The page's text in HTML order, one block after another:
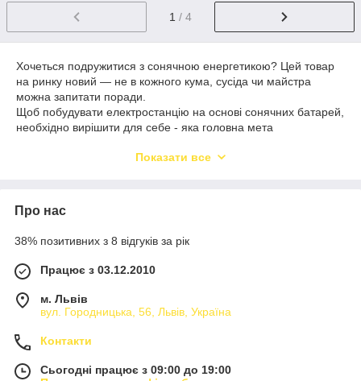
1 / 4
Хочеться подружитися з сонячною енергетикою? Цей товар
на ринку новий ― не в кожного кума, сусіда чи майстра
можна запитати поради.
Щоб побудувати електростанцію на основі сонячних батарей,
необхідно вирішити для себе - яка головна мета
електростанції застосовуються ті чи інші комплектуючі.
Гібридна.
Автономна сонячна електростанція - зазвичай застосовується
на об'єктах з відсутнім електропостачанням: Дача, будова,
об'єкти фермерського господарства, то що.
Мережеві сонячні електростанції - найбільш розповсюдженні
у системах по "Зеленому тарифі", або для зменшення
власного електроспоживання: Дача, будинки, підприємства,
то що. Такі електростанції найбільш швидше окупляться.
Показати все
Про нас
38% позитивних з 8 відгуків за рік
Працює з 03.12.2010
м. Львів
вул. Городницька, 56, Львів, Україна
Контакти
Сьогодні працює з 09:00 до 19:00